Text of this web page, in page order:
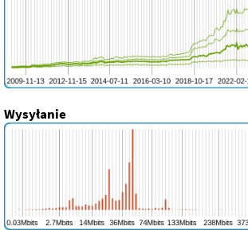
Wysyłanie